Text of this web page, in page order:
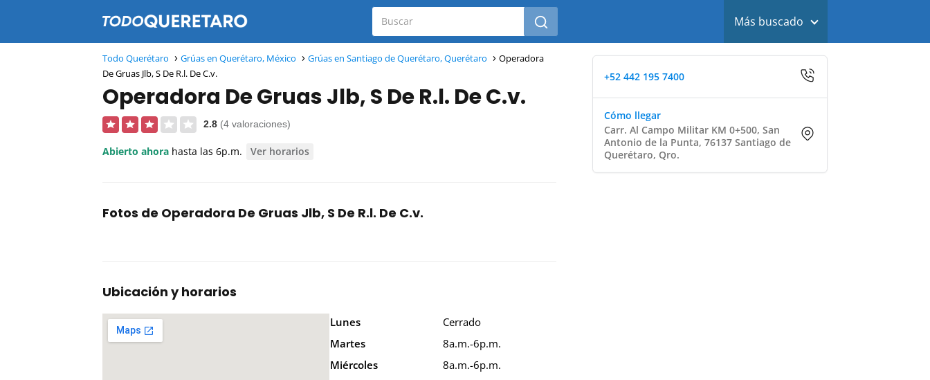
Más buscado
Todo Querétaro Grúas en Querétaro, México Grúas en Santiago de Querétaro, Querétaro
Operadora
De Gruas Jlb, S De R.l. De C.v.
Operadora De Gruas Jlb, S De R.l. De C.v.
2.8 (4 valoraciones)
Abierto ahora hasta las 6p.m. Ver horarios
Fotos de Operadora De Gruas Jlb, S De R.l. De C.v.
Ubicación y horarios
Lunes
Cerrado
Martes
8a.m.-6p.m.
Miércoles
8a.m.-6p.m.
+52 442 195 7400
Cómo llegar
Carr. Al Campo Militar KM 0+500, San
Antonio de la Punta, 76137 Santiago de
Querétaro, Qro.